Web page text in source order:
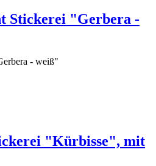
Stickerei "Gerbera -
- weiß"
"Kürbisse", mit